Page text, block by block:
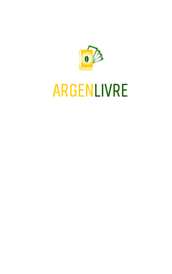
ARGENLIVRE